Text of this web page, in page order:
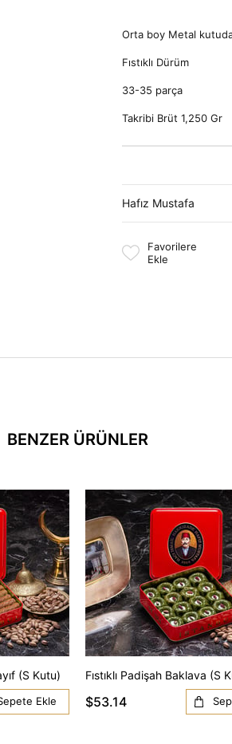
Orta boy Metal
Fıstıklı Dürüm
33-35 parça
Takribi Brüt 1,250 Gr
Hafız Mustafa
Favorilere
Ekle
BENZER ÜRÜNLER
(S Kutu)
Ekle
Fıstıklı Padişah Baklava (S
$53.14